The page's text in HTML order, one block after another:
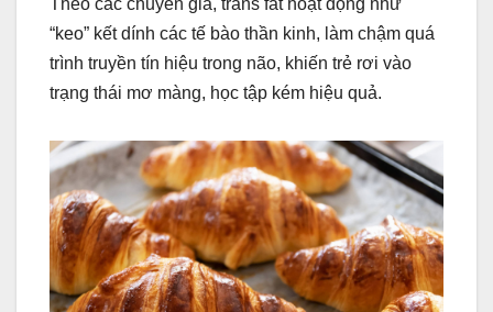
“keo” kết dính các tế bào thần kinh, làm chậm quá
trình truyền tín hiệu trong não, khiến trẻ rơi vào
trạng thái mơ màng, học tập kém hiệu quả.